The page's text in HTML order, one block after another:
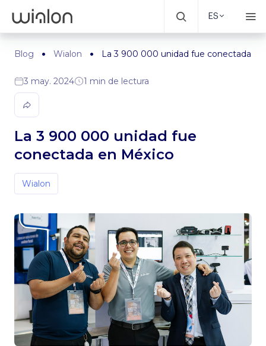
ES
Blog Wialon La 3 900 000 unidad fue conectada
3 may. 2024 1 min de lectura
La 3 900 000 unidad fue
conectada en México
Wialon